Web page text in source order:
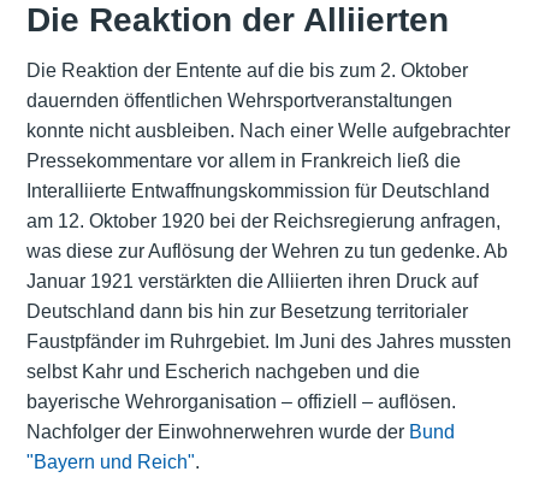
Die Reaktion der Alliierten
Die Reaktion der Entente auf die bis zum 2. Oktober
dauernden öffentlichen Wehrsportveranstaltungen
konnte nicht ausbleiben. Nach einer Welle aufgebrachter
Pressekommentare vor allem in Frankreich ließ die
Interalliierte Entwaffnungskommission für Deutschland
am 12. Oktober 1920 bei der Reichsregierung anfragen,
was diese zur Auflösung der Wehren zu tun gedenke. Ab
Januar 1921 verstärkten die Alliierten ihren Druck auf
Deutschland dann bis hin zur Besetzung territorialer
Faustpfänder im Ruhrgebiet. Im Juni des Jahres mussten
selbst Kahr und Escherich nachgeben und die
bayerische Wehrorganisation – offiziell – auflösen.
Nachfolger der Einwohnerwehren wurde der Bund
"Bayern und Reich".